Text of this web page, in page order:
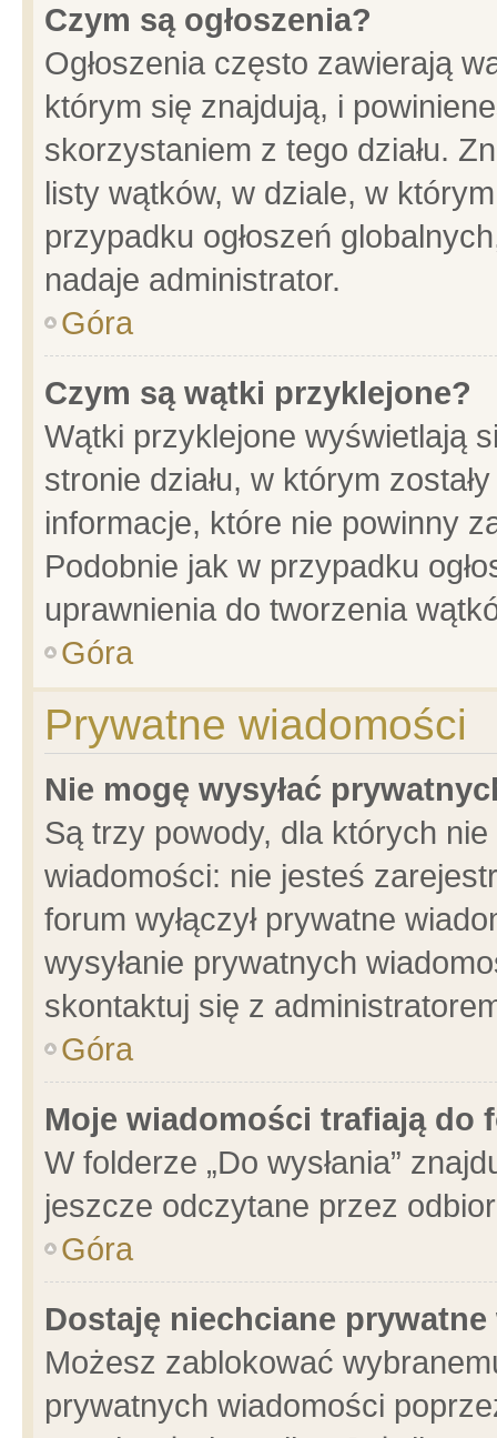
Czym są ogłoszenia?
Ogłoszenia często zawierają
którym się znajdują, i
skorzystaniem z tego działu.
listy wątków, w dziale, w
przypadku ogłoszeń
nadaje administrator.
Góra
Czym są wątki przyklejone?
Wątki przyklejone wyświetlają
stronie działu, w którym
informacje, które nie powinny
Podobnie jak w przypadku
uprawnienia do tworzenia
Góra
Prywatne wiadomości
Nie mogę wysyłać
Są trzy powody, dla których
wiadomości: nie jesteś
forum wyłączył prywatne
wysyłanie prywatnych
skontaktuj się z
Góra
Moje wiadomości trafiają do
W folderze „Do wysłania”
jeszcze odczytane przez
Góra
Dostaję niechciane
Możesz zablokować
prywatnych wiadomości